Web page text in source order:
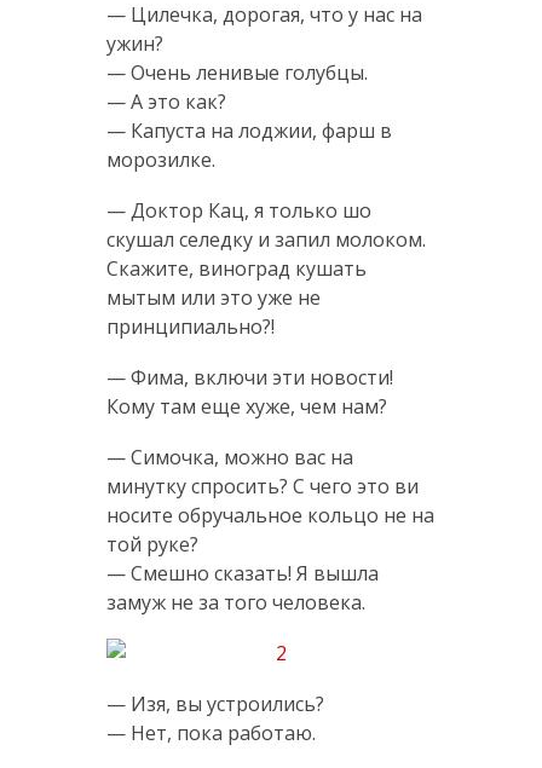
— Цилечка, дорогая, что у нас на
ужин?
— Очень ленивые голубцы.
— А это как?
— Капуста на лоджии, фарш в
морозилке.
— Доктор Кац, я только шо
скушал селедку и запил молоком.
Скажите, виноград кушать
мытым или это уже не
принципиально?!
— Фима, включи эти новости!
Кому там еще хуже, чем нам?
— Симочка, можно вас на
минутку спросить? С чего это ви
носите обручальное кольцо не на
той руке?
— Смешно сказать! Я вышла
замуж не за того человека.
— Изя, вы устроились?
— Нет, пока работаю.